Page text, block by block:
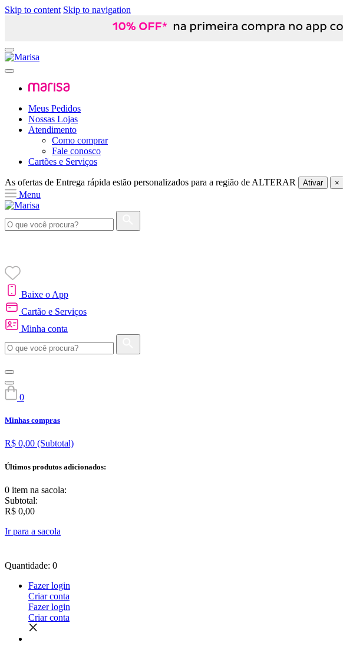
Skip to content Skip to navigation
Meus Pedidos
Nossas Lojas
Atendimento
Como comprar
Fale conosco
Cartões e Serviços
As ofertas de Entrega rápida estão personalizados para a região de ALTERAR Ativar ×
Menu
Baixe o App
Cartão e Serviços
Minha conta
0
Minhas compras
R$ 0,00 (Subtotal)
Últimos produtos adicionados:
0 item na sacola:
Subtotal:
R$ 0,00
Ir para a sacola
Quantidade: 0
Fazer login
Criar conta
Fazer login
Criar conta